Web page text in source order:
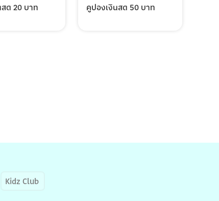
ด 20 บาท คูปองเงินสด 50 บาท
Kidz Club